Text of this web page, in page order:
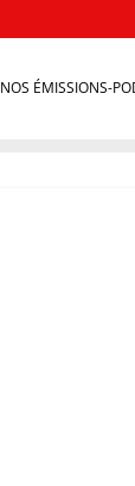
NOS ÉMISSIONS-